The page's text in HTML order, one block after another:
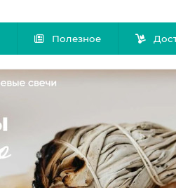
Полезное